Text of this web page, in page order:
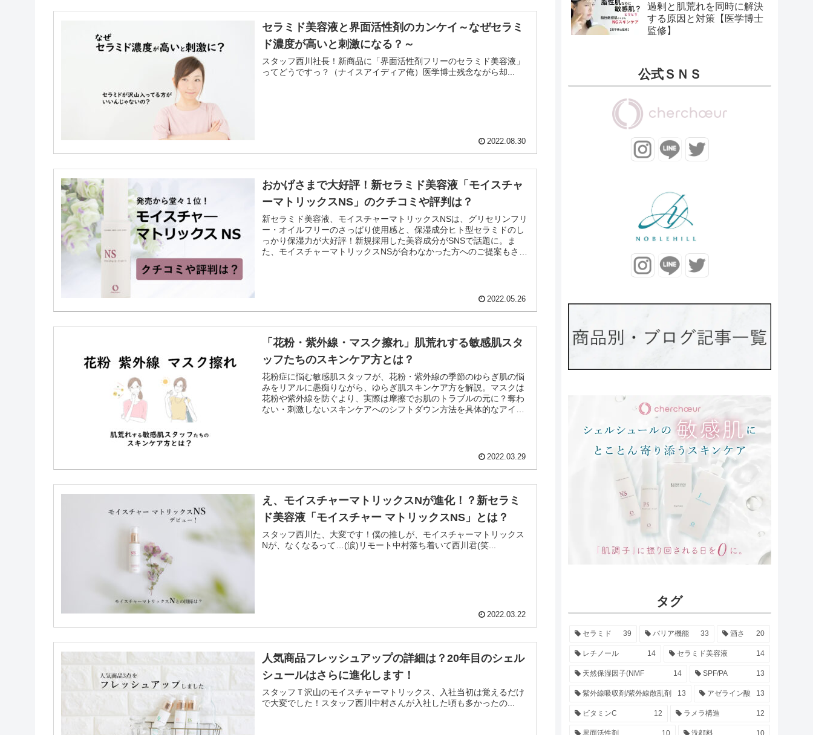
セラミド美容液と界面活性剤のカンケイ～なぜセラミ
ド濃度が高いと刺激になる？～
スタッフ西川社長！新商品に「界面活性剤フリーのセラミド美容液」
ってどうですっ？（ナイスアイディア俺）医学博士残念ながら却...
2022.08.30
おかげさまで大好評！新セラミド美容液「モイスチャ
ーマトリックスNS」のクチコミや評判は？
新セラミド美容液、モイスチャーマトリックスNSは、グリセリンフリ
ー・オイルフリーのさっぱり使用感と、保湿成分ヒト型セラミドのし
っかり保湿力が大好評！新規採用した美容成分がSNSで話題に。ま
た、モイスチャーマトリックスNSが合わなかった方へのご提案もさせ
2022.05.26
「花粉・紫外線・マスク擦れ」肌荒れする敏感肌スタ
ッフたちのスキンケア方とは？
花粉症に悩む敏感肌スタッフが、花粉・紫外線の季節のゆらぎ肌の悩
みをリアルに愚痴りながら、ゆらぎ肌スキンケア方を解説。マスクは
花粉や紫外線を防ぐより、実際は摩擦でお肌のトラブルの元に？奪わ
ない・刺激しないスキンケアへのシフトダウン方法を具体的なアイテ
2022.03.29
え、モイスチャーマトリックスNが進化！？新セラミ
ド美容液「モイスチャー マトリックスNS」とは？
スタッフ西川た、大変です！僕の推しが、モイスチャーマトリックス
Nが、なくなるって…(涙)リモート中村落ち着いて西川君(笑...
2022.03.22
人気商品フレッシュアップの詳細は？20年目のシェル
シュールはさらに進化します！
スタッフＴ沢山のモイスチャーマトリックス、入社当初は覚えるだけ
で大変でした！スタッフ西川中村さんが入社した頃も多かったの...
過剰と肌荒れを同時に解決
する原因と対策【医学博士
監修】
公式ＳＮＳ
タグ
セラミド 39 バリア機能 33 酒さ 20
レチノール 14 セラミド美容液 14
天然保湿因子(NMF 14 SPF/PA 13
紫外線吸収剤/紫外線散乱剤 13 アゼライン酸 13
ビタミンC 12 ラメラ構造 12